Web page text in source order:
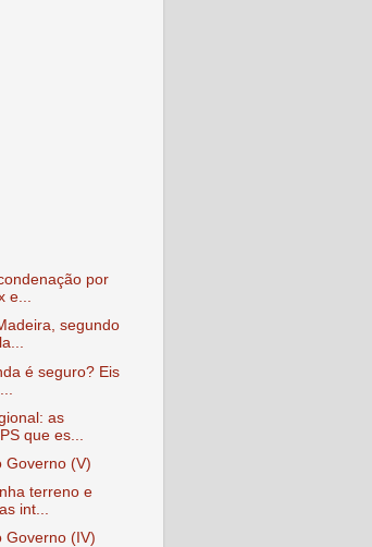
por
e...
segundo
é seguro? Eis
as
que es...
Governo (V)
terreno e
int...
Governo (IV)